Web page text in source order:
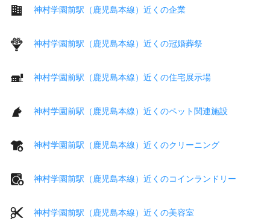
神村学園前駅（鹿児島本線）近くの企業
神村学園前駅（鹿児島本線）近くの冠婚葬祭
神村学園前駅（鹿児島本線）近くの住宅展示場
神村学園前駅（鹿児島本線）近くのペット関連施設
神村学園前駅（鹿児島本線）近くのクリーニング
神村学園前駅（鹿児島本線）近くのコインランドリー
神村学園前駅（鹿児島本線）近くの美容室